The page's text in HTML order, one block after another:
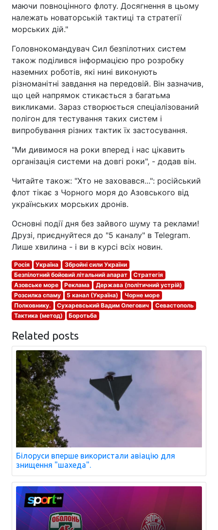
маючи повноцінного флоту. Досягнення в цьому
належать новаторській тактиці та стратегії
морських дій."
Головнокомандувач Сил безпілотних систем
також поділився інформацією про розробку
наземних роботів, які нині виконують
різноманітні завдання на передовій. Він зазначив,
що цей напрямок стикається з багатьма
викликами. Зараз створюється спеціалізований
полігон для тестування таких систем і
випробування різних тактик їх застосування.
"Ми дивимося на роки вперед і нас цікавить
організація системи на довгі роки", - додав він.
Читайте також: "Хто не заховався...": російський
флот тікає з Чорного моря до Азовського від
українських морських дронів.
Основні події дня без зайвого шуму та реклами!
Друзі, приєднуйтеся до "5 каналу" в Telegram.
Лише хвилина - і ви в курсі всіх новин.
Росія Україна
Збройні сили України
Безпілотний бойовий літальний апарат
Стратегія
Азовське море
Реклама
Держава (політичний устрій)
Розсилка спаму
5 канал (Україна)
Чорне море
Полковнику.
Сухаревський Вадим Олегович
Севастополь
Тактика (метод)
Боротьба
Related posts
Білоруси вперше використали авіацію для
знищення "шахеда".